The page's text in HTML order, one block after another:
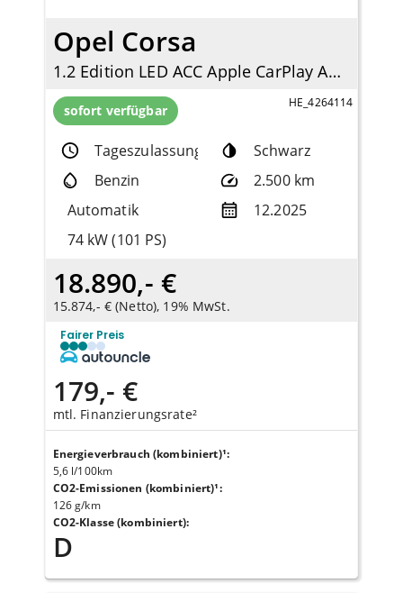
Opel Corsa
1.2 Edition LED ACC Apple CarPlay Android Auto DAB Spurhalteass.
sofort verfügbar HE_4264114
Tageszulassung
Schwarz
Benzin
2.500 km
Automatik
12.2025
74 kW (101 PS)
18.890,- €
15.874,- € (Netto), 19% MwSt.
Fairer Preis
179,- €
mtl. Finanzierungsrate²
Energieverbrauch (kombiniert)¹:
5,6 l/100km
CO2-Emissionen (kombiniert)¹:
126 g/km
CO2-Klasse (kombiniert):
D